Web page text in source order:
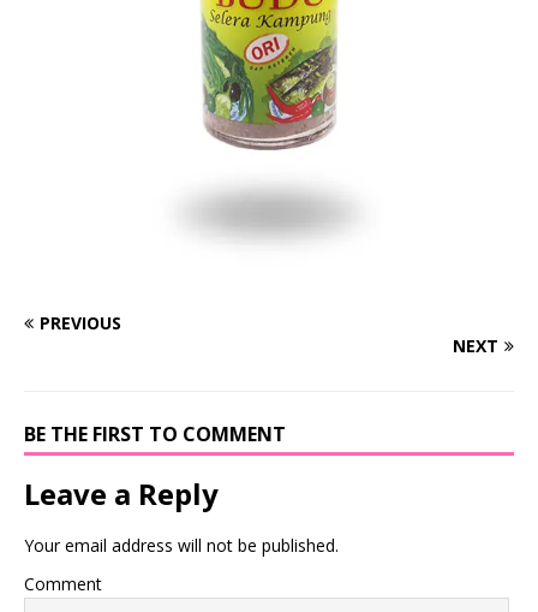
PREVIOUS
NEXT
BE THE FIRST TO COMMENT
Leave a Reply
Your email address will not be published.
Comment